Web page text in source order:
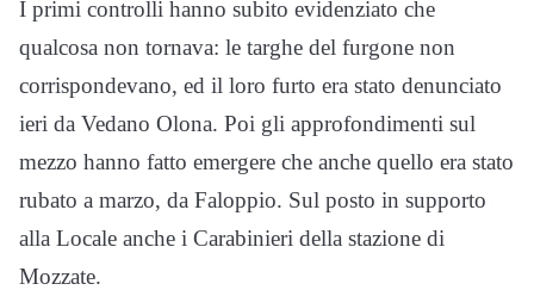
I primi controlli hanno subito evidenziato che
qualcosa non tornava: le targhe del furgone non
corrispondevano, ed il loro furto era stato denunciato
ieri da Vedano Olona. Poi gli approfondimenti sul
mezzo hanno fatto emergere che anche quello era stato
rubato a marzo, da Faloppio. Sul posto in supporto
alla Locale anche i Carabinieri della stazione di
Mozzate.